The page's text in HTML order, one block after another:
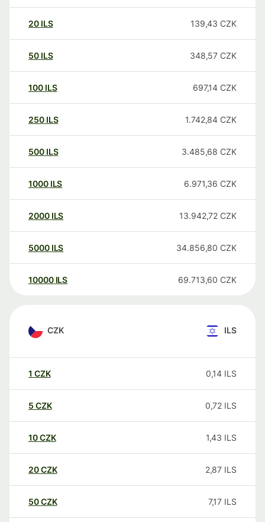
20 ILS 139,43 CZK
50 ILS 348,57 CZK
100 ILS 697,14 CZK
250 ILS 1.742,84 CZK
500 ILS 3.485,68 CZK
1000 ILS 6.971,36 CZK
2000 ILS 13.942,72 CZK
5000 ILS 34.856,80 CZK
10000 ILS 69.713,60 CZK
CZK ILS
1 CZK 0,14 ILS
5 CZK 0,72 ILS
10CZK 1,43 ILS
20CZK 2,87 ILS
50CZK 7,17 ILS